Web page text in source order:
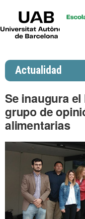
Actualidad
Se inaugura el
grupo de
alimentarias